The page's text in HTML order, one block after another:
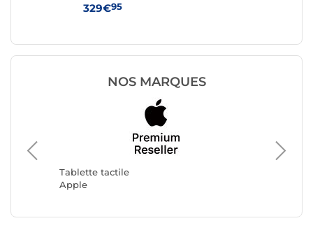
329€95
NOS MARQUES
Tablette tactile
Apple